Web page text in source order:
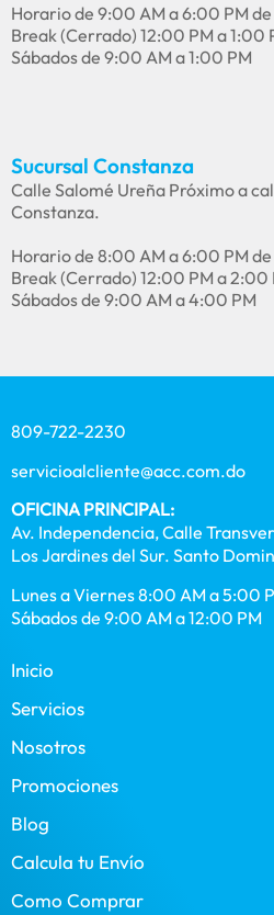
Horario de 9:00 AM a 6:00 PM
Break (Cerrado) 12:00 PM a 1:00
Sábados de 9:00 AM a 1:00 PM
Sucursal Constanza
Calle Salomé Ureña Próximo a
Constanza.
Horario de 8:00 AM a 6:00 PM
Break (Cerrado) 12:00 PM a 2:00
Sábados de 9:00 AM a 4:00 PM
809-722-2230
servicioalcliente@acc.com.do
OFICINA PRINCIPAL:
Av. Independencia, Calle
Los Jardines del Sur. Santo
Lunes a Viernes 8:00 AM a 5:00
Sábados de 9:00 AM a 12:00 PM
Inicio
Servicios
Nosotros
Promociones
Blog
Calcula tu Envío
Como Comprar